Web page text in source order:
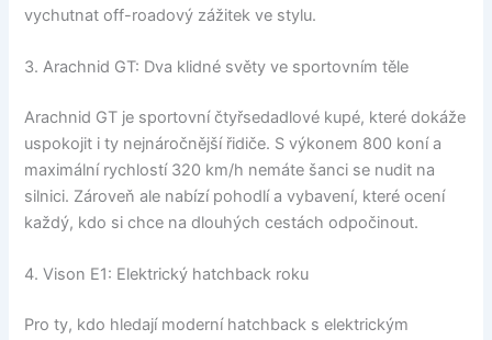
vychutnat off-roadový zážitek ve stylu.
3. Arachnid GT: Dva klidné světy ve sportovním těle
Arachnid GT je sportovní čtyřsedadlové kupé, které dokáže
uspokojit i ty nejnáročnější řidiče. S výkonem 800 koní a
maximální rychlostí 320 km/h nemáte šanci se nudit na
silnici. Zároveň ale nabízí pohodlí a vybavení, které ocení
každý, kdo si chce na dlouhých cestách odpočinout.
4. Vison E1: Elektrický hatchback roku
Pro ty, kdo hledají moderní hatchback s elektrickým